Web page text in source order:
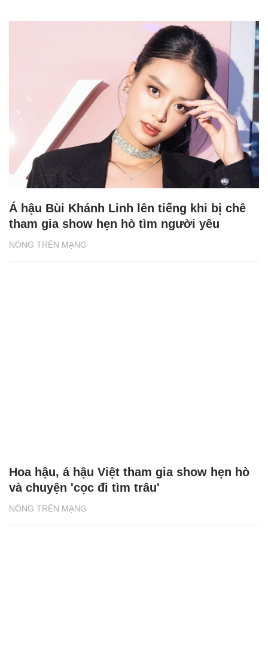
NÓNG TRÊN MẠNG
Á hậu Bùi Khánh Linh lên tiếng khi bị chê
tham gia show hẹn hò tìm người yêu
NÓNG TRÊN MẠNG
Hoa hậu, á hậu Việt tham gia show hẹn hò
và chuyện 'cọc đi tìm trâu'